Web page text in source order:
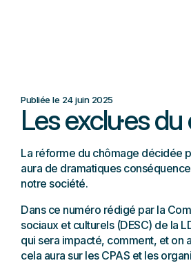
Publiée le 24 juin 2025
Les exclu·es
La réforme du chômage décidée
aura de dramatiques
notre société.
Dans ce numéro rédigé par la
sociaux et culturels (DESC) de la
qui sera impacté, comment, et on
cela aura sur les CPAS et les